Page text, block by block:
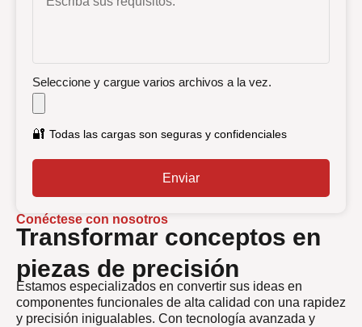
Conéctese con nosotros
Transformar conceptos en
piezas de precisión
Estamos especializados en convertir sus ideas en
componentes funcionales de alta calidad con una rapidez
y precisión inigualables. Con tecnología avanzada y
Seleccione y cargue varios archivos a la vez.
🔐 Todas las cargas son seguras y confidenciales
Enviar